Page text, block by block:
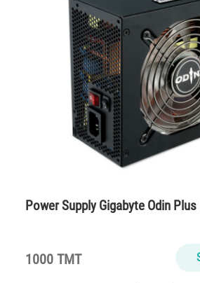
Power Supply Gigabyte Odin Plus
1000 TMT